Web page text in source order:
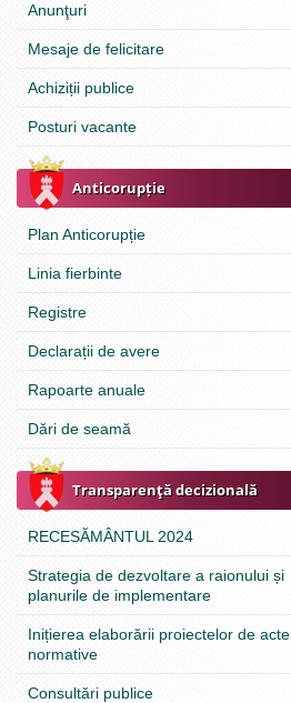
Anunţuri
Mesaje de felicitare
Achiziții publice
Posturi vacante
Anticorupție
Plan Anticorupție
Linia fierbinte
Registre
Declarații de avere
Rapoarte anuale
Dări de seamă
Transparenţă decizională
RECESĂMÂNTUL 2024
Strategia de dezvoltare a raionului și
planurile de implementare
Inițierea elaborării proiectelor de acte
normative
Consultări publice